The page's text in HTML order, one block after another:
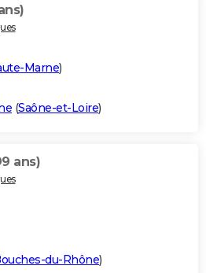
Marne)
(Saône-et-Loire)
ans)
du-Rhône)